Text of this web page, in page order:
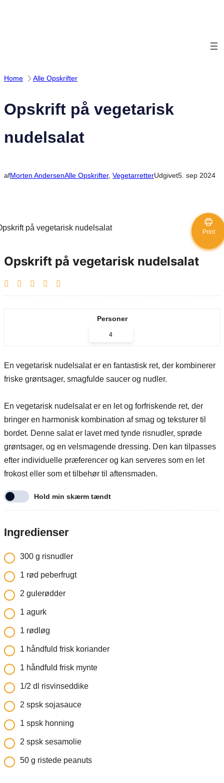
Home Alle Opskrifter
Opskrift på vegetarisk
nudelsalat
afMorten AndersenAlle Opskrifter, VegetarretterUdgivet5. sep 2024
Print
Opskrift på vegetarisk nudelsalat
Personer
En vegetarisk nudelsalat er en fantastisk ret, der kombinerer
friske grøntsager, smagfulde saucer og nudler.
En vegetarisk nudelsalat er en let og forfriskende ret, der
bringer en harmonisk kombination af smag og teksturer til
bordet. Denne salat er lavet med tynde risnudler, sprøde
grøntsager, og en velsmagende dressing. Den kan tilpasses
efter individuelle præferencer og kan serveres som en let
frokost eller som et tilbehør til aftensmaden.
Hold min skærm tændt
Ingredienser
300 g risnudler
1 rød peberfrugt
2 gulerødder
1 agurk
1 rødløg
1 håndfuld frisk koriander
1 håndfuld frisk mynte
1/2 dl risvinseddike
2 spsk sojasauce
1 spsk honning
2 spsk sesamolie
50 g ristede peanuts